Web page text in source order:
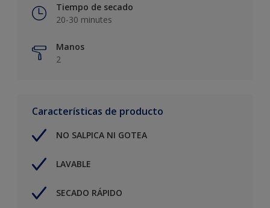
Tiempo de secado
20-30 minutes
Manos
2
Características de producto
NO SALPICA NI GOTEA
LAVABLE
SECADO RÁPIDO